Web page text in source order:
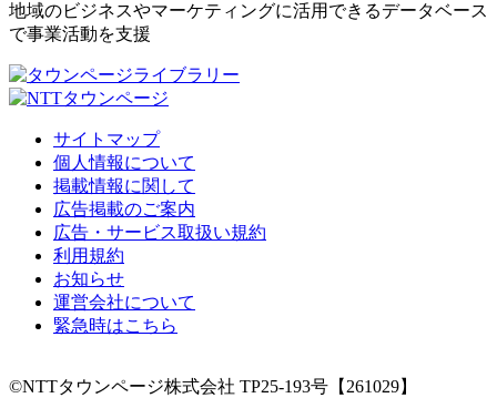
地域のビジネスやマーケティングに活用できるデータベース
で事業活動を支援
サイトマップ
個人情報について
掲載情報に関して
広告掲載のご案内
広告・サービス取扱い規約
利用規約
お知らせ
運営会社について
緊急時はこちら
©NTTタウンページ株式会社 TP25-193号【261029】